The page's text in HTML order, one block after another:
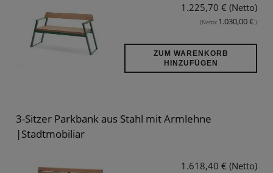
1.225,70 € (Netto)
(Netto: 1.030,00 € )
ZUM WARENKORB
HINZUFÜGEN
3-Sitzer Parkbank aus Stahl mit Armlehne
|Stadtmobiliar
1.618,40 € (Netto)